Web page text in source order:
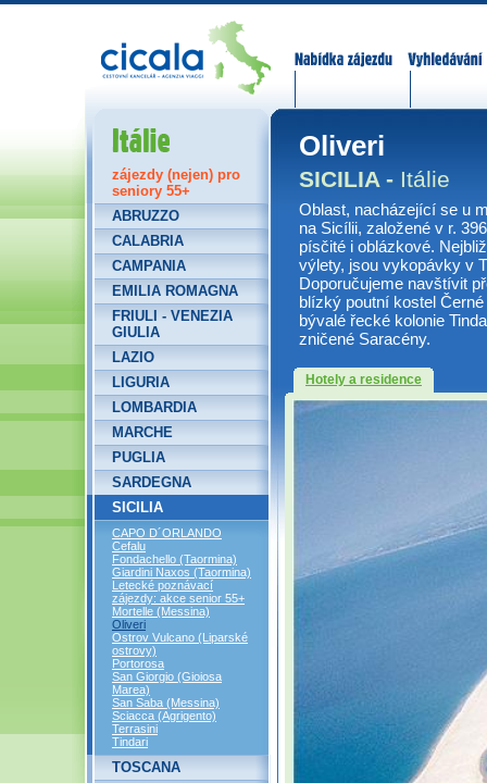
Oliveri
SICILIA - Itálie
Oblast, nacházející se u
na Sicílii, založené v r.
písčité i oblázkové.
výlety, jsou vykopávky v
Doporučujeme navštívit
blízký poutní kostel
bývalé řecké kolonie
zničené Saracény.
Hotely a residence
Itálie
zájezdy (nejen) pro
seniory 55+
ABRUZZO
CALABRIA
CAMPANIA
EMILIA ROMAGNA
FRIULI - VENEZIA
GIULIA
LAZIO
LIGURIA
LOMBARDIA
MARCHE
PUGLIA
SARDEGNA
SICILIA
CAPO D´ORLANDO
Cefalu
Fondachello (Taormina)
Giardini Naxos (Taormina)
Letecké poznávací
zájezdy: akce senior 55+
Mortelle (Messina)
Oliveri
Ostrov Vulcano (Liparské
ostrovy)
Portorosa
San Giorgio (Gioiosa
Marea)
San Saba (Messina)
Sciacca (Agrigento)
Terrasini
Tindari
TOSCANA